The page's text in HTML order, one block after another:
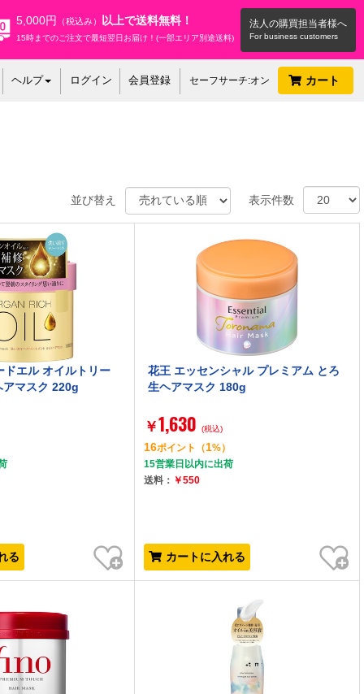
法人の購買担当者様へ
5,000円 （税込み） 以上で送料無料！
15時までのご注文で最短翌日お届け！(一部エリア別途送料)
ヘルプ ログイン 会員登録 セーフサーチ:オン カート
並び替え 表示件数
ドエル オイルトリー
アマスク 220g
る
お気に入り
花王 エッセンシャル プレミアム とろ
生ヘアマスク 180g
￥1,630 (税込)
16ポイント （1%）
15営業日以内に出荷
送料： ￥550
カートに入れる
お気に入り